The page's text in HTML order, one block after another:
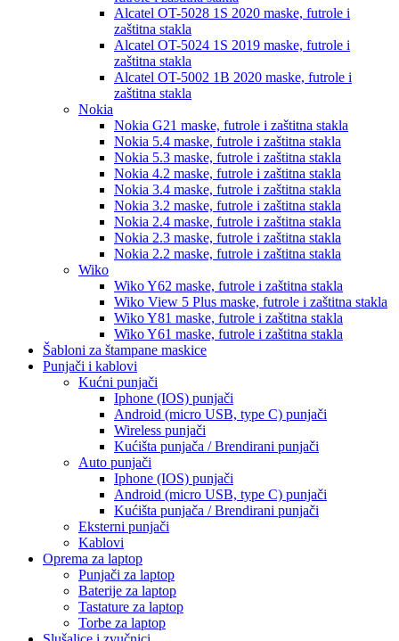
Alcatel OT-5028 1S 2020 maske, futrole i
zaštitna stakla
Alcatel OT-5024 1S 2019 maske, futrole i
zaštitna stakla
Alcatel OT-5002 1B 2020 maske, futrole i
zaštitna stakla
Nokia
Nokia G21 maske, futrole i zaštitna stakla
Nokia 5.4 maske, futrole i zaštitna stakla
Nokia 5.3 maske, futrole i zaštitna stakla
Nokia 4.2 maske, futrole i zaštitna stakla
Nokia 3.4 maske, futrole i zaštitna stakla
Nokia 3.2 maske, futrole i zaštitna stakla
Nokia 2.4 maske, futrole i zaštitna stakla
Nokia 2.3 maske, futrole i zaštitna stakla
Nokia 2.2 maske, futrole i zaštitna stakla
Wiko
Wiko Y62 maske, futrole i zaštitna stakla
Wiko View 5 Plus maske, futrole i zaštitna stakla
Wiko Y81 maske, futrole i zaštitna stakla
Wiko Y61 maske, futrole i zaštitna stakla
Šabloni za štampane maskice
Punjači i kablovi
Kućni punjači
Iphone (IOS) punjači
Android (micro USB, type C) punjači
Wireless punjači
Kućišta punjača / Brendirani punjači
Auto punjači
Iphone (IOS) punjači
Android (micro USB, type C) punjači
Kućišta punjača / Brendirani punjači
Eksterni punjači
Kablovi
Oprema za laptop
Punjači za laptop
Baterije za laptop
Tastature za laptop
Torbe za laptop